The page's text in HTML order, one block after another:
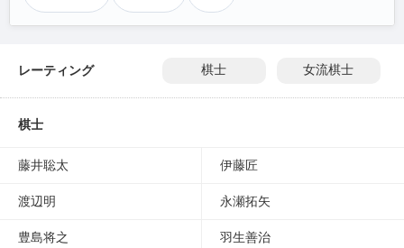
レーティング 棋士 女流棋士
棋士
藤井聡太 伊藤匠
渡辺明 永瀬拓矢
豊島将之 羽生善治